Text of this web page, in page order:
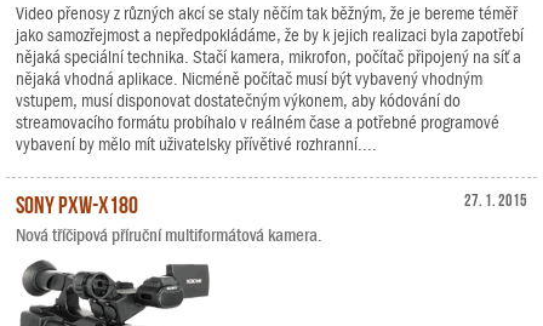
Video přenosy z různých akcí se staly něčím tak běžným, že je bereme téměř
jako samozřejmost a nepředpokládáme, že by k jejich realizaci byla zapotřebí
nějaká speciální technika. Stačí kamera, mikrofon, počítač připojený na síť a
nějaká vhodná aplikace. Nicméně počítač musí být vybavený vhodným
vstupem, musí disponovat dostatečným výkonem, aby kódování do
streamovacího formátu probíhalo v reálném čase a potřebné programové
vybavení by mělo mít uživatelsky přívětivé rozhranní....
27. 1. 2015
Sony PXW-X180
Nová tříčipová příruční multiformátová kamera.